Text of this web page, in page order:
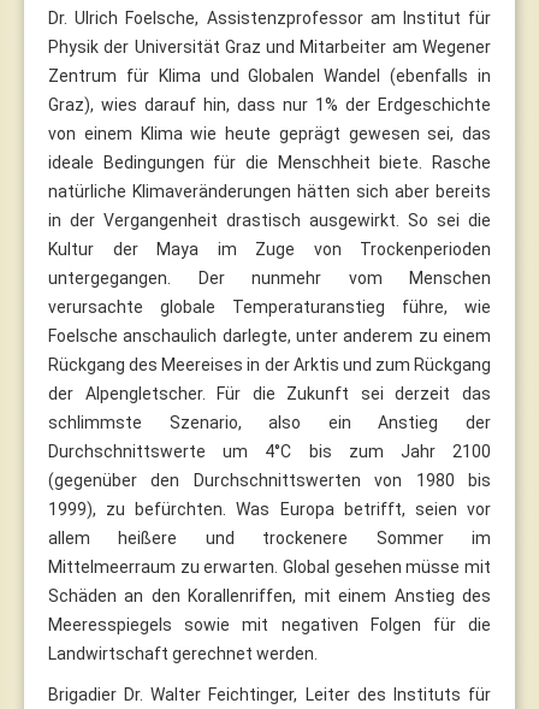
Dr. Ulrich Foelsche, Assistenzprofessor am Institut für
Physik der Universität Graz und Mitarbeiter am Wegener
Zentrum für Klima und Globalen Wandel (ebenfalls in
Graz), wies darauf hin, dass nur 1% der Erdgeschichte
von einem Klima wie heute geprägt gewesen sei, das
ideale Bedingungen für die Menschheit biete. Rasche
natürliche Klimaveränderungen hätten sich aber bereits
in der Vergangenheit drastisch ausgewirkt. So sei die
Kultur der Maya im Zuge von Trockenperioden
untergegangen. Der nunmehr vom Menschen
verursachte globale Temperaturanstieg führe, wie
Foelsche anschaulich darlegte, unter anderem zu einem
Rückgang des Meereises in der Arktis und zum Rückgang
der Alpengletscher. Für die Zukunft sei derzeit das
schlimmste Szenario, also ein Anstieg der
Durchschnittswerte um 4°C bis zum Jahr 2100
(gegenüber den Durchschnittswerten von 1980 bis
1999), zu befürchten. Was Europa betrifft, seien vor
allem heißere und trockenere Sommer im
Mittelmeerraum zu erwarten. Global gesehen müsse mit
Schäden an den Korallenriffen, mit einem Anstieg des
Meeresspiegels sowie mit negativen Folgen für die
Landwirtschaft gerechnet werden.
Brigadier Dr. Walter Feichtinger, Leiter des Instituts für